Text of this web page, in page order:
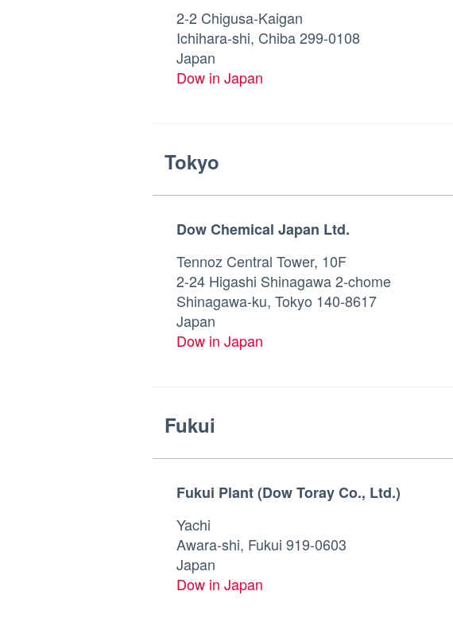
2-2 Chigusa-Kaigan
Ichihara-shi, Chiba 299-0108
Japan
Dow in Japan
Tokyo
Dow Chemical Japan Ltd.
Tennoz Central Tower, 10F
2-24 Higashi Shinagawa 2-chome
Shinagawa-ku, Tokyo 140-8617
Japan
Dow in Japan
Fukui
Fukui Plant (Dow Toray Co., Ltd.)
Yachi
Awara-shi, Fukui 919-0603
Japan
Dow in Japan